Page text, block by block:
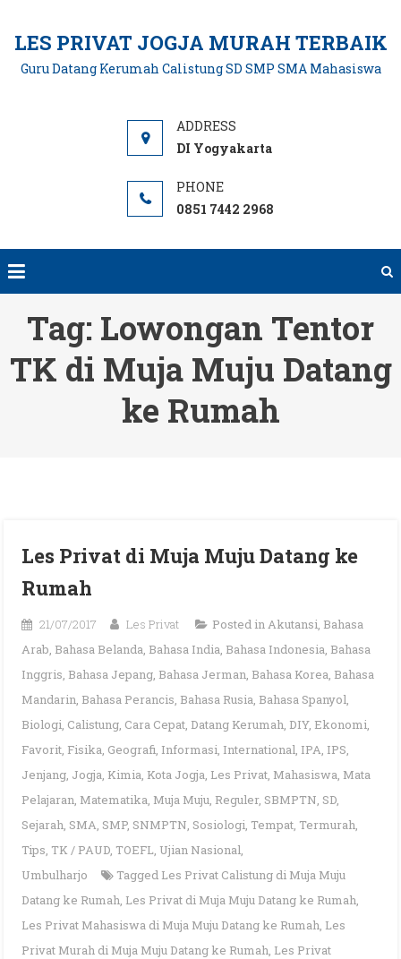
content
LES PRIVAT JOGJA MURAH TERBAIK
Guru Datang Kerumah Calistung SD SMP SMA Mahasiswa
DI Yogyakarta
0851 7442 2968
Tag: Lowongan Tentor
TK di Muja Muju Datang
ke Rumah
Les Privat di Muja Muju Datang ke
Rumah
21/07/2017 Les Privat Posted inAkutansi, Bahasa
Arab, Bahasa Belanda, Bahasa India, Bahasa Indonesia, Bahasa
Inggris, Bahasa Jepang, Bahasa Jerman, Bahasa Korea, Bahasa
Mandarin, Bahasa Perancis, Bahasa Rusia, Bahasa Spanyol,
Biologi, Calistung, Cara Cepat, Datang Kerumah, DIY, Ekonomi,
Favorit, Fisika, Geografi, Informasi, International, IPA, IPS,
Jenjang, Jogja, Kimia, Kota Jogja, Les Privat, Mahasiswa, Mata
Pelajaran, Matematika, Muja Muju, Reguler, SBMPTN, SD,
Sejarah, SMA, SMP, SNMPTN, Sosiologi, Tempat, Termurah,
Tips, TK / PAUD, TOEFL, Ujian Nasional,
Umbulharjo
Tagged Les Privat Calistung di Muja Muju
Datang ke Rumah, Les Privat di Muja Muju Datang ke Rumah,
Les Privat Mahasiswa di Muja Muju Datang ke Rumah, Les
Privat Murah di Muja Muju Datang ke Rumah, Les Privat